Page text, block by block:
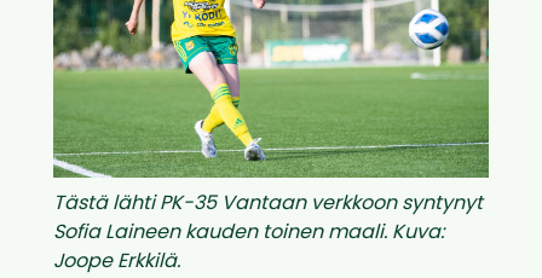
Tästä lähti PK-35 Vantaan verkkoon syntynyt
Sofia Laineen kauden toinen maali. Kuva:
Joope Erkkilä.